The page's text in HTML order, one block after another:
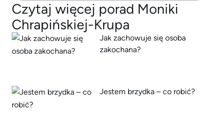
Czytaj więcej porad Moniki
Chrapińskiej-Krupa
Jak zachowuje się osoba
zakochana?
Jestem brzydka – co robić?